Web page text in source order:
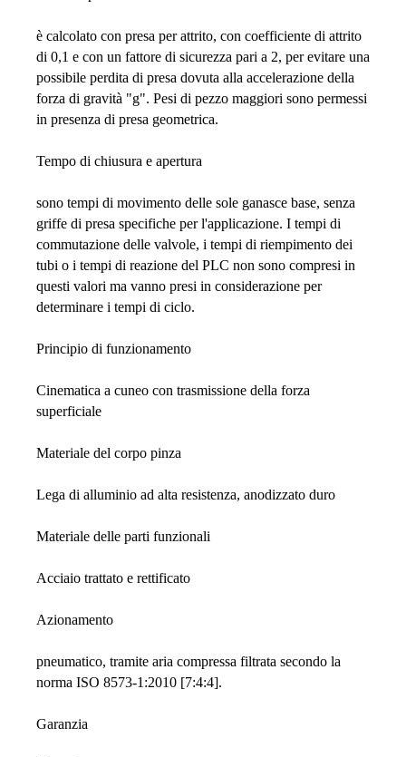
è calcolato con presa per attrito, con coefficiente di attrito
di 0,1 e con un fattore di sicurezza pari a 2, per evitare una
possibile perdita di presa dovuta alla accelerazione della
forza di gravità "g". Pesi di pezzo maggiori sono permessi
in presenza di presa geometrica.
Tempo di chiusura e apertura
sono tempi di movimento delle sole ganasce base, senza
griffe di presa specifiche per l'applicazione. I tempi di
commutazione delle valvole, i tempi di riempimento dei
tubi o i tempi di reazione del PLC non sono compresi in
questi valori ma vanno presi in considerazione per
determinare i tempi di ciclo.
Principio di funzionamento
Cinematica a cuneo con trasmissione della forza
superficiale
Materiale del corpo pinza
Lega di alluminio ad alta resistenza, anodizzato duro
Materiale delle parti funzionali
Acciaio trattato e rettificato
Azionamento
pneumatico, tramite aria compressa filtrata secondo la
norma ISO 8573-1:2010 [7:4:4].
Garanzia